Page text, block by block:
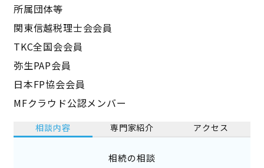
所属団体等
関東信越税理士会会員
TKC全国会会員
弥生PAP会員
日本FP協会会員
MFクラウド公認メンバー
相談内容 専門家紹介 アクセス
相続の相談